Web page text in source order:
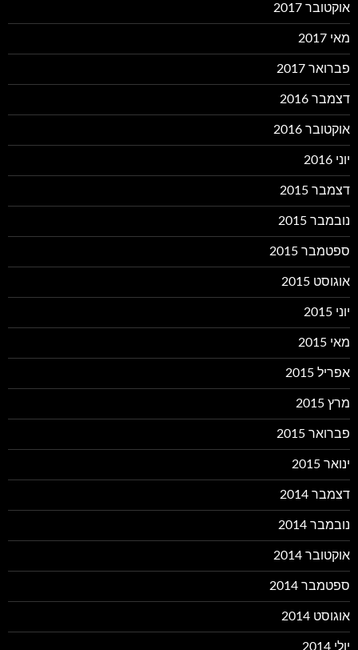
אוקטובר 2017
מאי 2017
פברואר 2017
דצמבר 2016
אוקטובר 2016
יוני 2016
דצמבר 2015
נובמבר 2015
ספטמבר 2015
אוגוסט 2015
יוני 2015
מאי 2015
אפריל 2015
מרץ 2015
פברואר 2015
ינואר 2015
דצמבר 2014
נובמבר 2014
אוקטובר 2014
ספטמבר 2014
אוגוסט 2014
יולי 2014